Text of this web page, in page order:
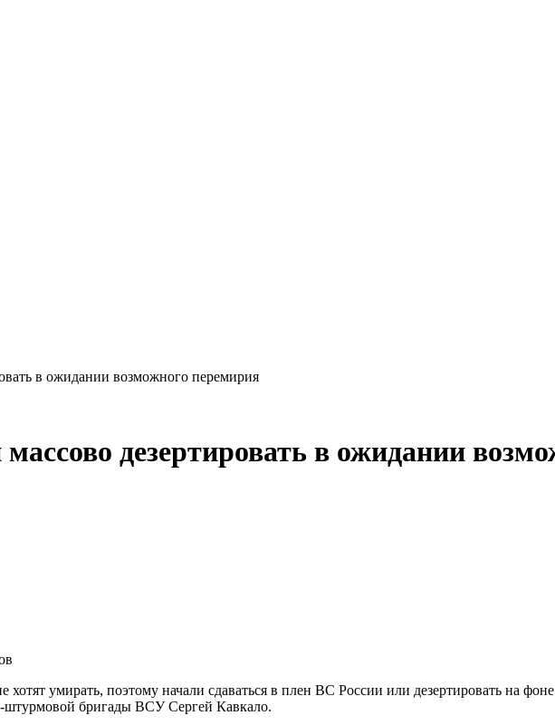
в ожидании возможного перемирия
дезертировать в ожидании
умирать, поэтому начали сдаваться в плен ВС России или дезертировать на
штурмовой бригады ВСУ Сергей Кавкало.